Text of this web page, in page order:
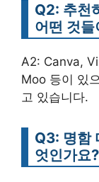
Q2: 추천
어떤 것
A2: Canva,
Moo 등이 있
고 있습니다.
Q3: 명함
엇인가요?